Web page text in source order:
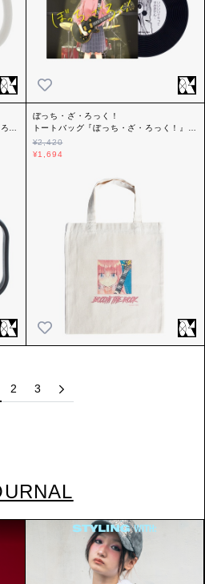
っ
ぼっち・ざ・ろっく！
トートバッグ『ぼっち・ざ・ろっく！』プ
ロペラ
¥2,420
¥1,694
2 3